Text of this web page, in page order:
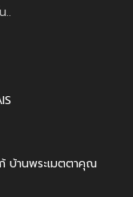
..
บ้านพระเมตตาคุณ